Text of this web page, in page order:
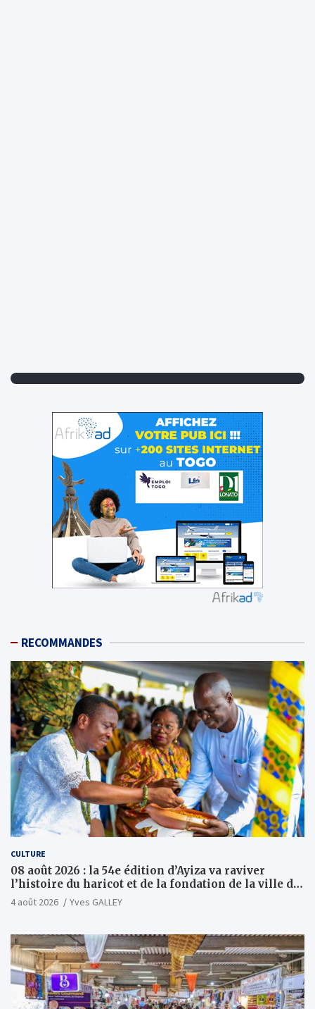
RECOMMANDES
CULTURE
08 août 2026 : la 54e édition d’Ayiza va raviver
l’histoire du haricot et de la fondation de la ville de
Tsévié
4 août 2026 Yves GALLEY